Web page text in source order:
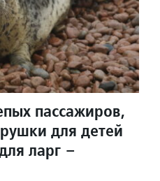
пассажиров,
для детей
ларг –